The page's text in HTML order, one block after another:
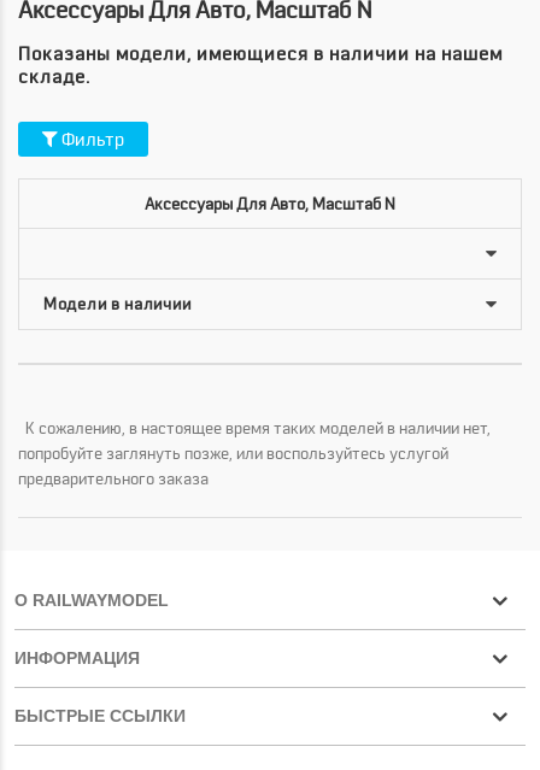
Аксессуары Для Авто, Масштаб N
Показаны модели, имеющиеся в наличии на нашем
складе.
Фильтр
Аксессуары Для Авто, Масштаб N
К сожалению, в настоящее время таких моделей в наличии нет,
попробуйте заглянуть позже, или воспользуйтесь услугой
предварительного заказа
О RAILWAYMODEL
ИНФОРМАЦИЯ
БЫСТРЫЕ ССЫЛКИ